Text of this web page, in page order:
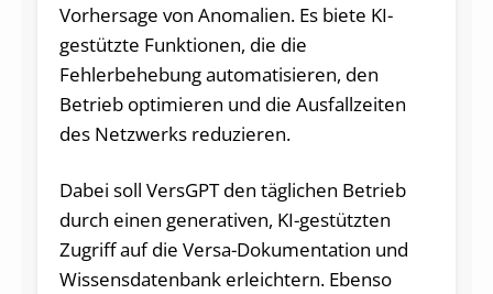
Vorhersage von Anomalien. Es biete KI-
gestützte Funktionen, die die
Fehlerbehebung automatisieren, den
Betrieb optimieren und die Ausfallzeiten
des Netzwerks reduzieren.
Dabei soll VersGPT den täglichen Betrieb
durch einen generativen, KI-gestützten
Zugriff auf die Versa-Dokumentation und
Wissensdatenbank erleichtern. Ebenso